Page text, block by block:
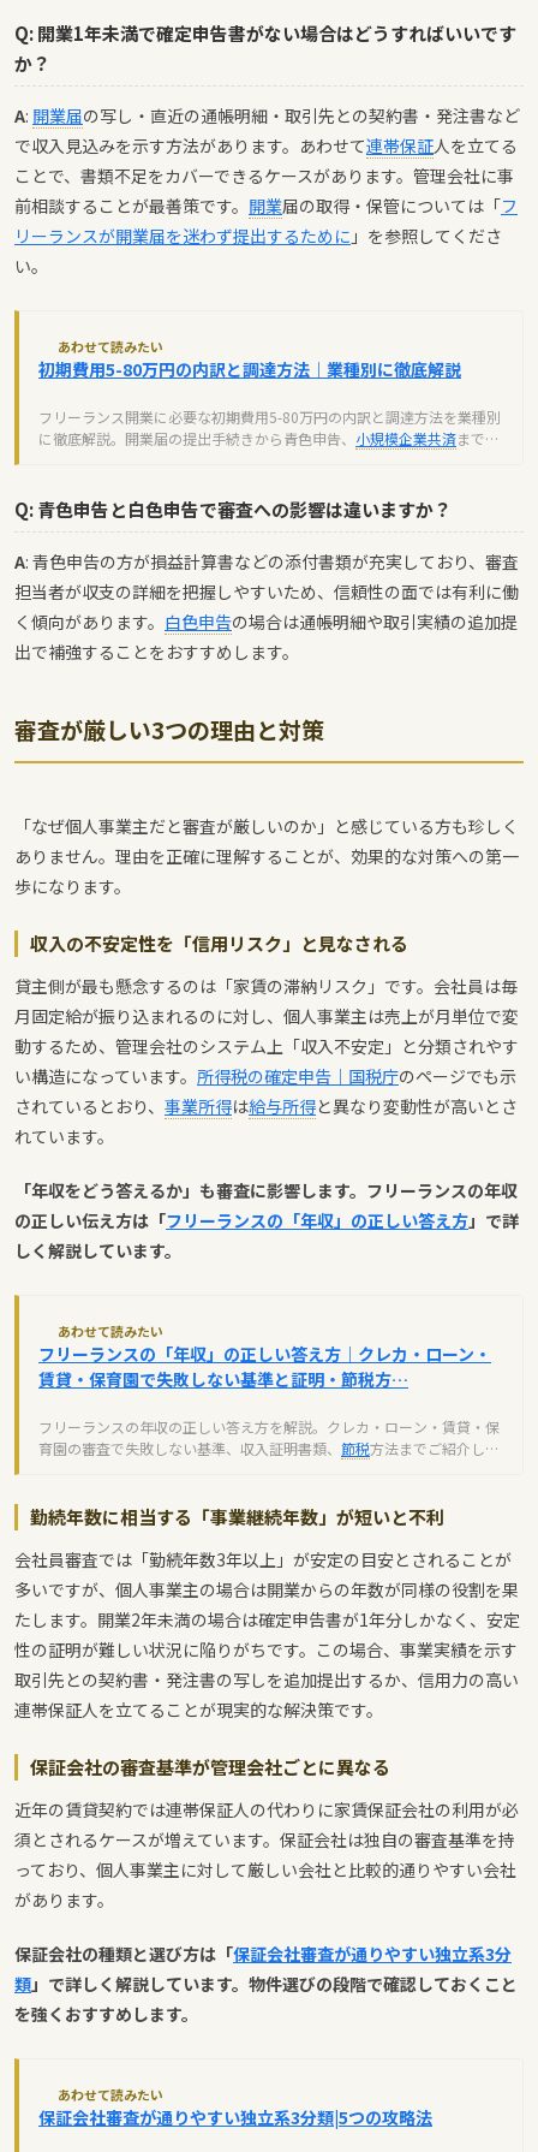
Q: 開業1年未満で確定申告書がない場合はどうすればいいです
か？
A: 開業届の写し・直近の通帳明細・取引先との契約書・発注書など
で収入見込みを示す方法があります。あわせて連帯保証人を立てる
ことで、書類不足をカバーできるケースがあります。管理会社に事
前相談することが最善策です。 開業届の取得・保管については「フ
リーランスが開業届を迷わず提出するために 」を参照してくださ
い。
あわせて読みたい
初期費用5-80万円の内訳と調達方法｜業種別に徹底解説
フリーランス開業に必要な初期費用5-80万円の内訳と調達方法を業種別
に徹底解説。開業届の提出手続きから青色申告、 小規模企業共済まで、
Q: 青色申告と白色申告で審査への影響は違いますか？
A: 青色申告の方が損益計算書などの添付書類が充実しており、審査
担当者が収支の詳細を把握しやすいため、信頼性の面では有利に働
く傾向があります。 白色申告の場合は通帳明細や取引実績の追加提
出で補強することをおすすめします。
審査が厳しい3つの理由と対策
「なぜ個人事業主だと審査が厳しいのか」と感じている方も珍しく
ありません。理由を正確に理解することが、効果的な対策への第一
歩になります。
収入の不安定性を「信用リスク」と見なされる
貸主側が最も懸念するのは「家賃の滞納リスク」です。会社員は毎
月固定給が振り込まれるのに対し、個人事業主は売上が月単位で変
動するため、管理会社のシステム上「収入不安定」と分類されやす
い構造になっています。 所得税の確定申告｜国税庁のページでも示
されているとおり、 事業所得は給与所得と異なり変動性が高いとさ
れています。
「年収をどう答えるか」も審査に影響します。フリーランスの年収
の正しい伝え方は「フリーランスの「年収」の正しい答え方」で詳
しく解説しています。
あわせて読みたい
フリーランスの「年収」の正しい答え方｜クレカ・ローン・
賃貸・保育園で失敗しない基準と証明・節税方…
フリーランスの年収の正しい答え方を解説。クレカ・ローン・賃貸・保
育園の審査で失敗しない基準、収入証明書類、 節税方法までご紹介しま
勤続年数に相当する「事業継続年数」が短いと不利
会社員審査では「勤続年数3年以上」が安定の目安とされることが
多いですが、個人事業主の場合は開業からの年数が同様の役割を果
たします。開業2年未満の場合は確定申告書が1年分しかなく、安定
性の証明が難しい状況に陥りがちです。この場合、事業実績を示す
取引先との契約書・発注書の写しを追加提出するか、信用力の高い
連帯保証人を立てることが現実的な解決策です。
保証会社の審査基準が管理会社ごとに異なる
近年の賃貸契約では連帯保証人の代わりに家賃保証会社の利用が必
須とされるケースが増えています。保証会社は独自の審査基準を持
っており、個人事業主に対して厳しい会社と比較的通りやすい会社
があります。
保証会社の種類と選び方は「保証会社審査が通りやすい独立系3分
類」で詳しく解説しています。物件選びの段階で確認しておくこと
を強くおすすめします。
あわせて読みたい
保証会社審査が通りやすい独立系3分類|5つの攻略法